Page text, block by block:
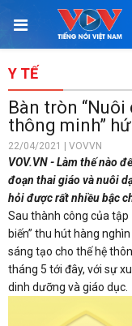
Y TẾ
Bàn tròn
thông minh”
22/04/2021 | VOVVN
VOV.VN - Làm thế nào
đoạn thai giáo và nuôi
hỏi được rất nhiều bậc
Sau thành công của tập
biến” thu hút hàng
sáng tạo cho thế hệ
tháng 5 tới đây, với sự
dinh dưỡng và giáo dục.